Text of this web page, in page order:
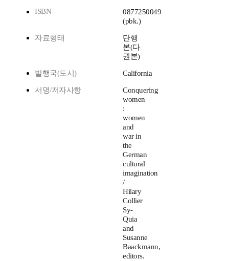
ISBN
0877250049
(pbk.)
자료형태
단행
본(다
권본)
발행국(도시) California
서명/저자사항
Conquering
women
:
women
and
war in
the
German
cultural
imagination
/
Hilary
Collier
Sy-
Quia
and
Susanne
Baackmann,
editors.